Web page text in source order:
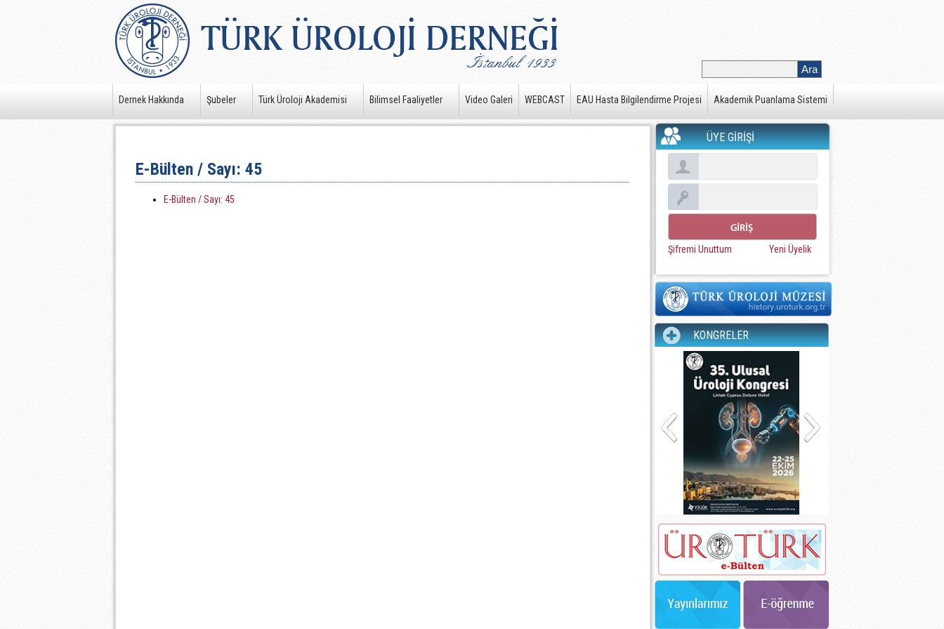
Dernek Hakkında Şubeler Türk Üroloji Akademisi Bilimsel Faaliyetler Video Galeri WEBCAST EAU Hasta Bilgilendirme Projesi Akademik Puanlama Sistemi
E-Bülten / Sayı: 45
E-Bülten / Sayı: 45
ÜYE GİRİŞİ
Şifremi Unuttum Yeni Üyelik
KONGRELER